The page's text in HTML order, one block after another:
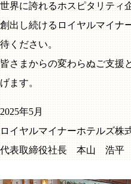
世界に誇れるホスピタリティ
創出し続けるロイヤルマイナ
待ください。
皆さまからの変わらぬご支援
げます。
2025年5月
ロイヤルマイナーホテルズ株
代表取締役社長 本山 浩平